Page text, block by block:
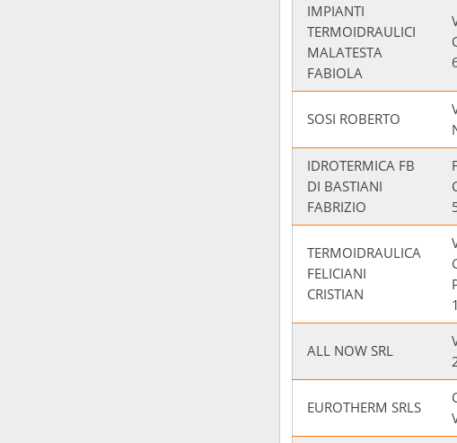
IMPIANTI
TERMOIDRAULICI
MALATESTA
FABIOLA
SOSI ROBERTO
IDROTERMICA FB
DI BASTIANI
FABRIZIO
TERMOIDRAULICA
FELICIANI
CRISTIAN
ALL NOW SRL
EUROTHERM SRLS